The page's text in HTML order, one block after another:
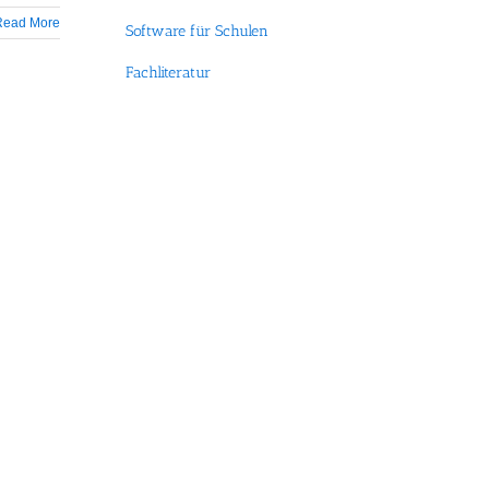
More Software für Schulen
Fachliteratur